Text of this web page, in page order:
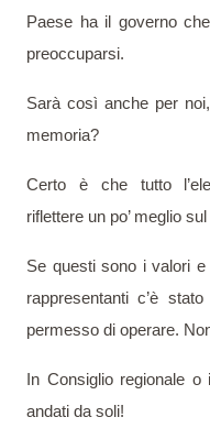
Paese ha il governo
preoccuparsi.
Sarà così anche per
memoria?
Certo è che tutto
riflettere un po’ meglio
Se questi sono i valori e
rappresentanti c’è
permesso di operare.
In Consiglio regionale
andati da soli!